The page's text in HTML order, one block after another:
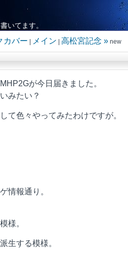
いてます。
カバー メイン 高松宮記念 »new
が今日届きました。
みたい？
て色々やってみたわけですが。
情報通り。
様。
生する模様。